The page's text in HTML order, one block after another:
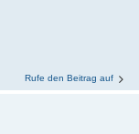
Rufe den Beitrag auf